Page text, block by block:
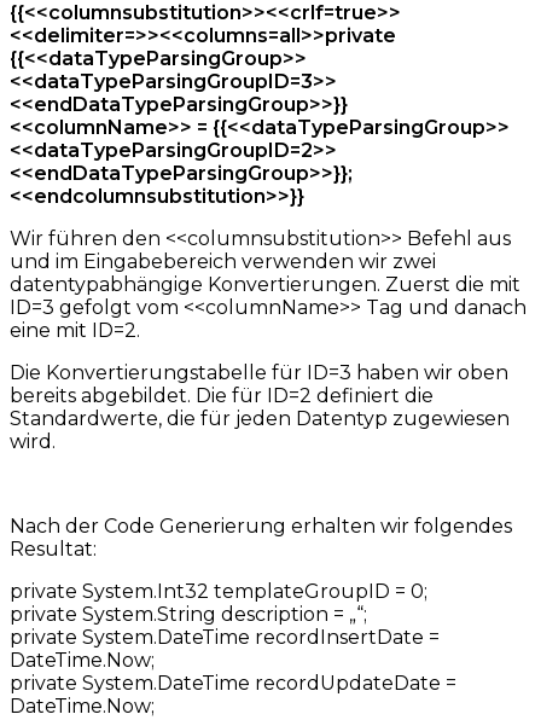
{{<<columnsubstitution>><<crlf=true>>
<<delimiter=>><<columns=all>>private
{{<<dataTypeParsingGroup>>
<<dataTypeParsingGroupID=3>>
<<endDataTypeParsingGroup>>}}
<<columnName>> = {{<<dataTypeParsingGroup>>
<<dataTypeParsingGroupID=2>>
<<endDataTypeParsingGroup>>}};
<<endcolumnsubstitution>>}}
Wir führen den <<columnsubstitution>> Befehl aus
und im Eingabebereich verwenden wir zwei
datentypabhängige Konvertierungen. Zuerst die mit
ID=3 gefolgt vom <<columnName>> Tag und danach
eine mit ID=2.
Die Konvertierungstabelle für ID=3 haben wir oben
bereits abgebildet. Die für ID=2 definiert die
Standardwerte, die für jeden Datentyp zugewiesen
wird.
Nach der Code Generierung erhalten wir folgendes
Resultat:
private System.Int32 templateGroupID = 0;
private System.String description = „“;
private System.DateTime recordInsertDate =
DateTime.Now;
private System.DateTime recordUpdateDate =
DateTime.Now;